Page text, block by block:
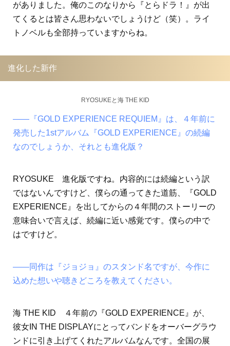
がありました。俺のこのなりから『とらドラ！』が出
てくるとは皆さん思わないでしょうけど（笑）。ライ
トノベルも全部持っていますからね。
進化した新作
RYOSUKEと海 THE KID
――『GOLD EXPERIENCE REQUIEM』は、４年前に
発売した1stアルバム『GOLD EXPERIENCE』の続編
なのでしょうか、それとも進化版？
RYOSUKE 進化版ですね。内容的には続編という訳
ではないんですけど、僕らの通ってきた道筋、『GOLD
EXPERIENCE』を出してからの４年間のストーリーの
意味合いで言えば、続編に近い感覚です。僕らの中で
はですけど。
――同作は『ジョジョ』のスタンド名ですが、今作に
込めた想いや聴きどころを教えてください。
海 THE KID ４年前の『GOLD EXPERIENCE』が、
彼女IN THE DISPLAYにとってバンドをオーバーグラウ
ンドに引き上げてくれたアルバムなんです。全国の展